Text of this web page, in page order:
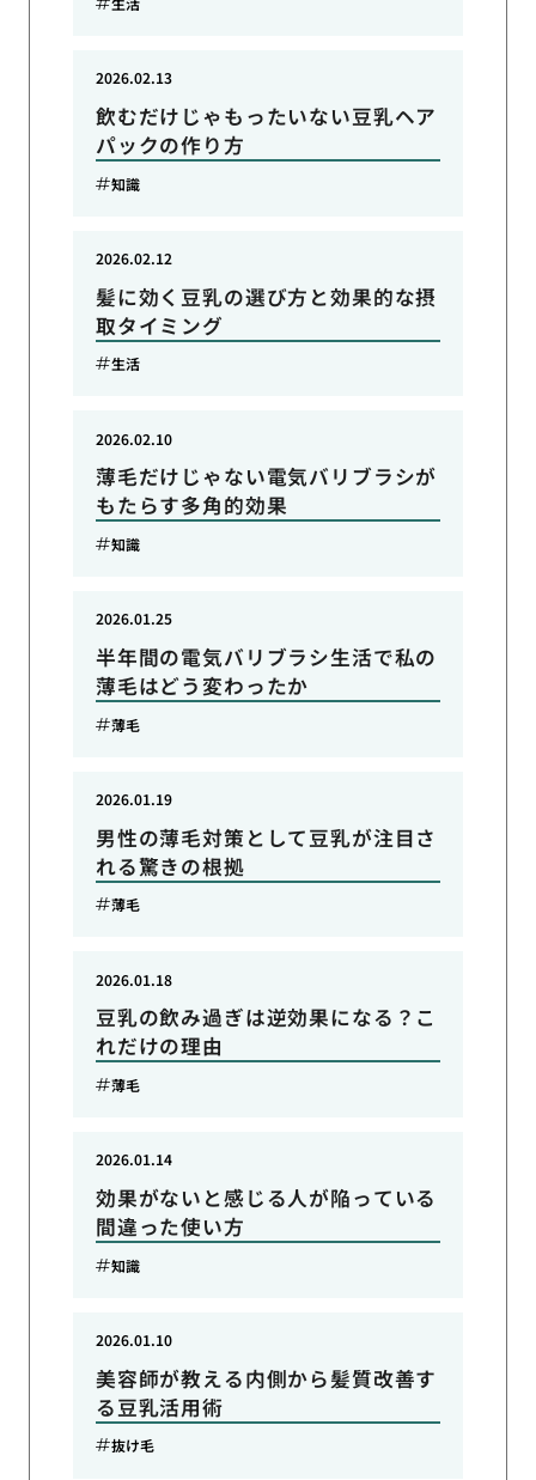
飲むだけじゃもったいない豆乳ヘア
パックの作り方
2026.02.13
知識
髪に効く豆乳の選び方と効果的な摂
取タイミング
2026.02.12
生活
薄毛だけじゃない電気バリブラシが
もたらす多角的効果
2026.02.10
知識
半年間の電気バリブラシ生活で私の
薄毛はどう変わったか
2026.01.25
薄毛
男性の薄毛対策として豆乳が注目さ
れる驚きの根拠
2026.01.19
薄毛
豆乳の飲み過ぎは逆効果になる？こ
れだけの理由
2026.01.18
薄毛
効果がないと感じる人が陥っている
間違った使い方
2026.01.14
知識
美容師が教える内側から髪質改善す
る豆乳活用術
2026.01.10
抜け毛